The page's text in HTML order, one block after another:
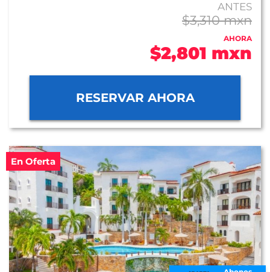
ANTES
$3,310 mxn
AHORA
$2,801 mxn
RESERVAR AHORA
En Oferta